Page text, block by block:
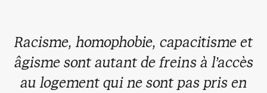
Racisme, homophobie, capacitisme et
âgisme sont autant de freins à l’accès
au logement qui ne sont pas pris en